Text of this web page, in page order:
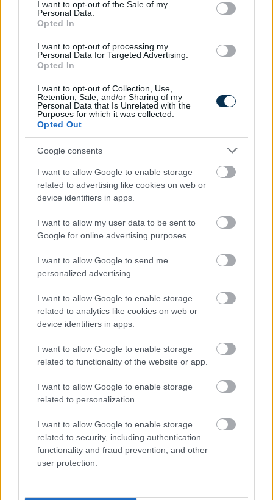
I want to opt-out of the Sale of my
Personal Data.
Opted In
I want to opt-out of processing my
Personal Data for Targeted Advertising.
Opted In
I want to opt-out of Collection, Use,
Retention, Sale, and/or Sharing of my
Personal Data that Is Unrelated with the
Purposes for which it was collected.
Opted Out
Google consents
I want to allow Google to enable storage
related to advertising like cookies on web or
device identifiers in apps.
I want to allow my user data to be sent to
Google for online advertising purposes.
I want to allow Google to send me
personalized advertising.
I want to allow Google to enable storage
related to analytics like cookies on web or
device identifiers in apps.
I want to allow Google to enable storage
related to functionality of the website or app.
I want to allow Google to enable storage
related to personalization.
I want to allow Google to enable storage
related to security, including authentication
functionality and fraud prevention, and other
user protection.
És ezeket kiszámoltad már?
Hányasra tudnál felelni a 7. osztályos kémia tantárgyból?